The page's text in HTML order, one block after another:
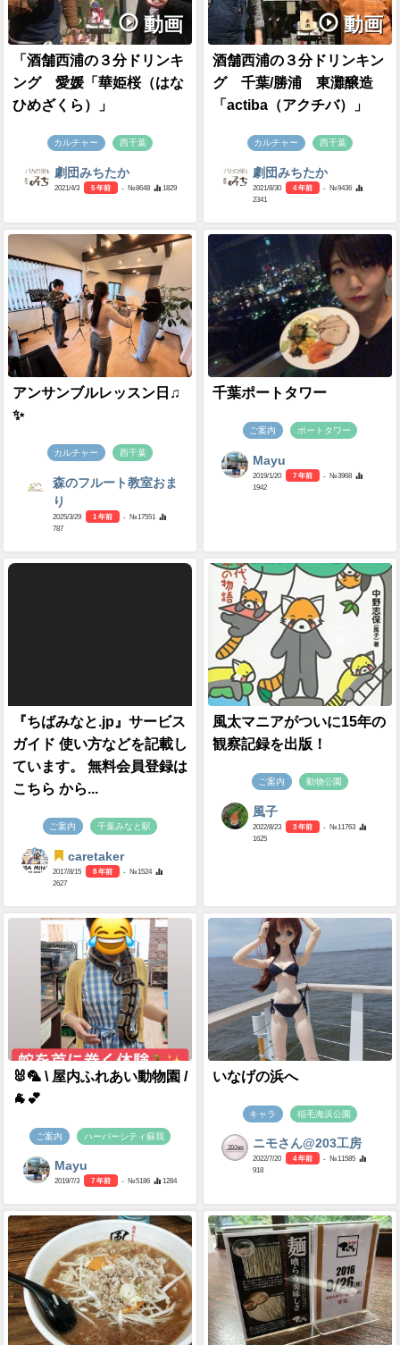
動画
「酒舗西浦の３分ドリンキ
ング 愛媛「華姫桜（はな
ひめざくら）」
カルチャー 西千葉
劇団みちたか
2021/4/3 5 年前 - №8648 1829
動画
酒舗西浦の３分ドリンキン
グ 千葉/勝浦 東灘醸造
「actiba（アクチバ）」
カルチャー 西千葉
劇団みちたか
2021/8/30 4 年前
- №9436
2341
アンサンブルレッスン日♫
✨
カルチャー 西千葉
森のフルート教室おま
り
2025/3/29 1 年前
- №17551
787
千葉ポートタワー
ご案内 ポートタワー
Mayu
2019/1/20 7 年前
- №3968
1942
『ちばみなと.jp』サービス
ガイド 使い方などを記載し
ています。 無料会員登録は
こちら から...
ご案内 千葉みなと駅
caretaker
2017/8/15 8 年前
- №1524
2627
風太マニアがついに15年の
観察記録を出版！
ご案内 動物公園
風子
2022/8/23 3 年前
- №11763
1625
🐰🦜 \ 屋内ふれあい動物園 /
🐐💕
ご案内 ハーバーシティ蘇我
Mayu
2019/7/3 7 年前 - №5186 1284
いなげの浜へ
キャラ 稲毛海浜公園
ニモさん@203工房
2022/7/20 4 年前
- №11585
918